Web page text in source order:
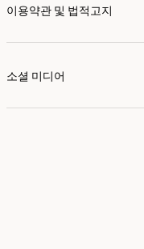
이용약관 및 법적고지
소셜 미디어